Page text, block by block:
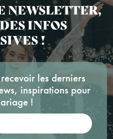
NEWSLETTER,
INFOS
!
les derniers
inspirations pour
!